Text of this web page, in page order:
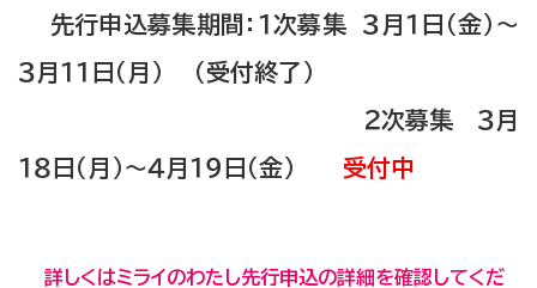
先行申込募集期間：１次募集 ３月１日（金）～
３月１１日（月） （受付終了）
２次募集 ３月
１８日（月）～４月１９日（金） 受付中
詳しくはミライのわたし先行申込の詳細を確認してくだ